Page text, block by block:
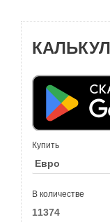
Купить
В количестве